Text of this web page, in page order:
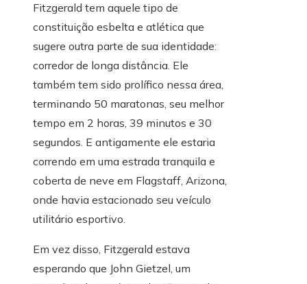
Fitzgerald tem aquele tipo de
constituição esbelta e atlética que
sugere outra parte de sua identidade:
corredor de longa distância. Ele
também tem sido prolífico nessa área,
terminando 50 maratonas, seu melhor
tempo em 2 horas, 39 minutos e 30
segundos. E antigamente ele estaria
correndo em uma estrada tranquila e
coberta de neve em Flagstaff, Arizona,
onde havia estacionado seu veículo
utilitário esportivo.
Em vez disso, Fitzgerald estava
esperando que John Gietzel, um